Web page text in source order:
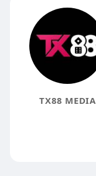
TX88 MEDIA